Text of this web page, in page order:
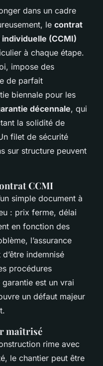
dans un cadre
le contrat
(CCMI)
à chaque étape.
impose des
de parfait
biennale pour les
décennale, qui
la solidité de
filet de sécurité
sur structure peuvent
CCMI
simple document à
: prix ferme, délai
en fonction des
l’assurance
indemnisé
procédures
est un vrai
un défaut majeur
maîtrisé
rime avec
le chantier peut être